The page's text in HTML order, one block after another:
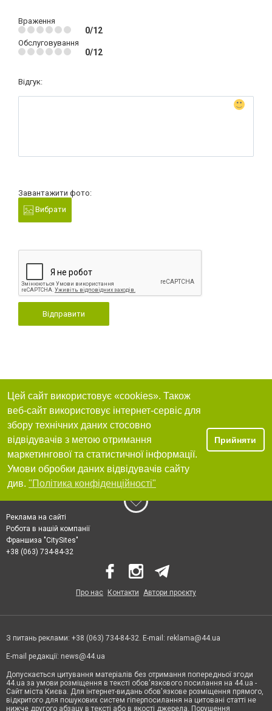
Враження
0/12
Обслуговування
0/12
Відгук:
Завантажити фото:
Вибрати
Відправити
Цей сайт використовує «cookies». Також
веб-сайт використовує інтернет-сервіс для
збору технічних даних стосовно
відвідувачів з метою отримання
маркетингової та статистичної інформації.
Умови обробки даних відвідувачів сайту
див. "Політика конфіденційності"
Прийняти
Реклама на сайті
Робота в нашій компанії
Франшиза "CitySites"
+38 (063) 734-84-32
Про нас Контакти Автори проєкту
З питань реклами: +38 (063) 734-84-32. E-mail: reklama@44.ua
E-mail редакції: news@44.ua
Допускається цитування матеріалів без отримання попередньої згоди
44.ua за умови розміщення в тексті обов'язкового посилання на 44.ua -
Сайт міста Києва. Для інтернет-видань обов'язкове розміщення прямого,
відкритого для пошукових систем гіперпосилання на цитовані статті не
нижче другого абзацу в тексті або в якості джерела. Порушення